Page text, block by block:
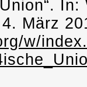
März
w/